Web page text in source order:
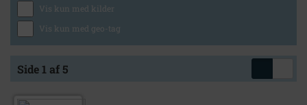
Vis kun med kilder
Vis kun med geo-tag
Side 1 af 5